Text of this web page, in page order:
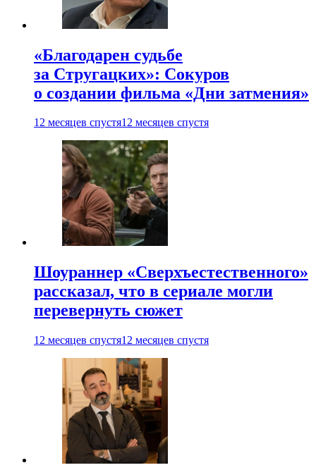
«Благодарен судьбе
за Стругацких»: Сокуров
о создании фильма «Дни затмения»
12 месяцев спустя12 месяцев спустя
Шоураннер «Сверхъестественного»
рассказал, что в сериале могли
перевернуть сюжет
12 месяцев спустя12 месяцев спустя